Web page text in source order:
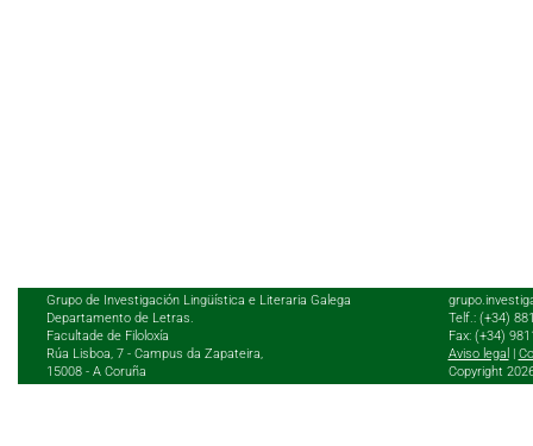
Grupo de Investigación Lingüística e Literaria Galega
Departamento de Letras.
Facultade de Filoloxía
Rúa Lisboa, 7 - Campus da Zapateira,
15008 - A Coruña
Telf.: (+34)
Fax: (+34)
Aviso legal
Copyright